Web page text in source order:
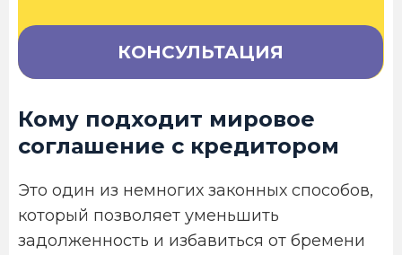
КОНСУЛЬТАЦИЯ
Кому подходит мировое
соглашение с кредитором
Это один из немногих законных способов,
который позволяет уменьшить
задолженность и избавиться от бремени